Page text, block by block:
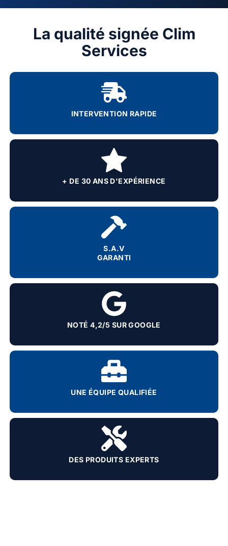
La qualité signée Clim
Services
INTERVENTION RAPIDE
+ DE 30 ANS D'EXPÉRIENCE
S.A.V
GARANTI
NOTÉ 4,2/5 SUR GOOGLE
UNE ÉQUIPE QUALIFIÉE
DES PRODUITS EXPERTS